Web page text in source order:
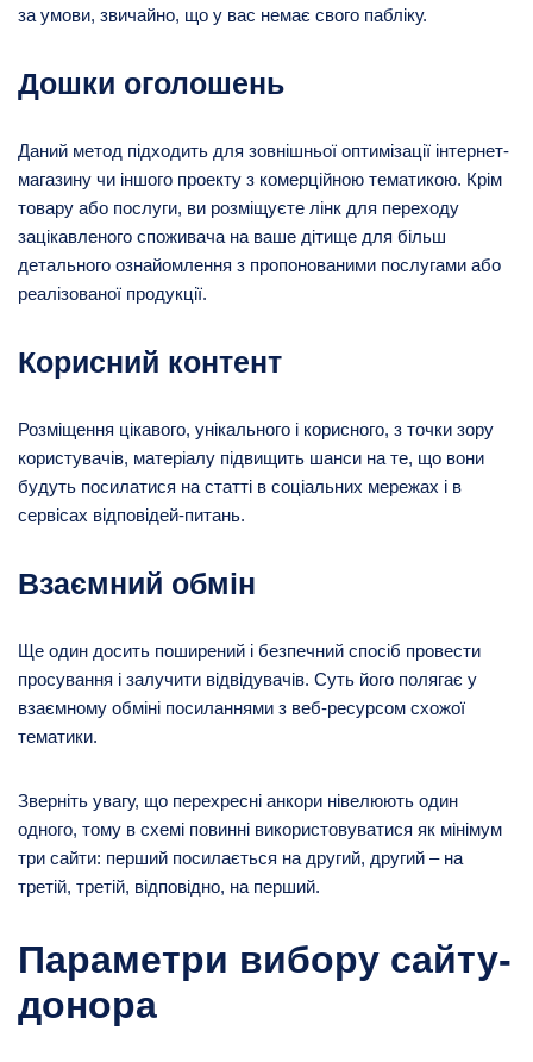
за умови, звичайно, що у вас немає свого пабліку.
Дошки оголошень
Даний метод підходить для зовнішньої оптимізації інтернет-
магазину чи іншого проекту з комерційною тематикою. Крім
товару або послуги, ви розміщуєте лінк для переходу
зацікавленого споживача на ваше дітище для більш
детального ознайомлення з пропонованими послугами або
реалізованої продукції.
Корисний контент
Розміщення цікавого, унікального і корисного, з точки зору
користувачів, матеріалу підвищить шанси на те, що вони
будуть посилатися на статті в соціальних мережах і в
сервісах відповідей-питань.
Взаємний обмін
Ще один досить поширений і безпечний спосіб провести
просування і залучити відвідувачів. Суть його полягає у
взаємному обміні посиланнями з веб-ресурсом схожої
тематики.
Зверніть увагу, що перехресні анкори нівелюють один
одного, тому в схемі повинні використовуватися як мінімум
три сайти: перший посилається на другий, другий – на
третій, третій, відповідно, на перший.
Параметри вибору сайту-
донора